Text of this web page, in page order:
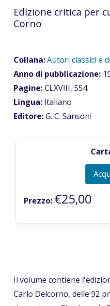
Edizione critica per
Corno
Collana:Autori classici e
Anno di pubblicazione:
Pagine:CLXVIII, 554
Lingua: Italiano
Editore:G. C. Sansoni
Prezzo: €25,00
Il volume contiene
Carlo Delcorno, delle 92